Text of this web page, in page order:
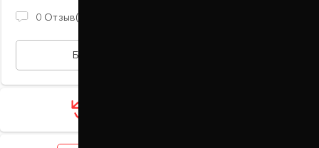
0 Отзыв(ов)
БЫСТРАЯ ПОКУПКА